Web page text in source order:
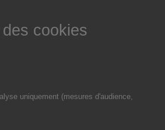
cookies
uniquement (mesures d'audience,